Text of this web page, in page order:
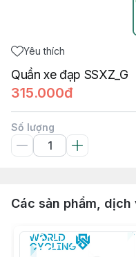
Yêu thích
Quần xe đạp SSXZ_G
315.000đ
Số lượng
Các sản phẩm, dịch